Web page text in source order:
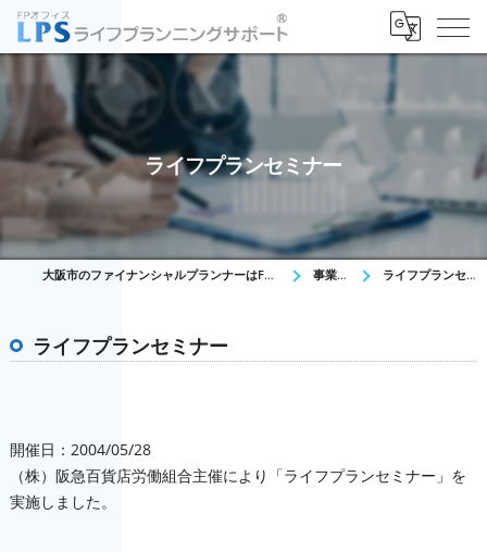
ライフプランセミナー
大阪市のファイナンシャルプランナーはFPオフィス LPS 事業内容 ライフプランセミナー
ライフプランセミナー
開催日：2004/05/28
（株）阪急百貨店労働組合主催により「ライフプランセミナー」を
実施しました。